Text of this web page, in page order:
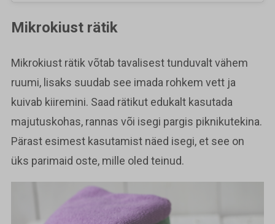
Mikrokiust rätik
Mikrokiust rätik võtab tavalisest tunduvalt vähem
ruumi, lisaks suudab see imada rohkem vett ja
kuivab kiiremini. Saad rätikut edukalt kasutada
majutuskohas, rannas või isegi pargis piknikutekina.
Pärast esimest kasutamist näed isegi, et see on
üks parimaid oste, mille oled teinud.